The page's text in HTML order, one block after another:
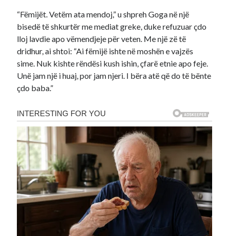
“Fëmijët. Vetëm ata mendoj,” u shpreh Goga në një
bisedë të shkurtër me mediat greke, duke refuzuar çdo
lloj lavdie apo vëmendjeje për veten. Me një zë të
dridhur, ai shtoi: “Ai fëmijë ishte në moshën e vajzës
sime. Nuk kishte rëndësi kush ishin, çfarë etnie apo feje.
Unë jam një i huaj, por jam njeri. I bëra atë që do të bënte
çdo baba.”